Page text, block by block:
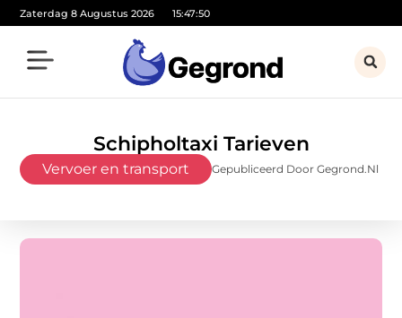
Zaterdag 8 Augustus 2026 15:47:52
Schipholtaxi Tarieven
Vervoer en transport Gepubliceerd Door Gegrond.nl